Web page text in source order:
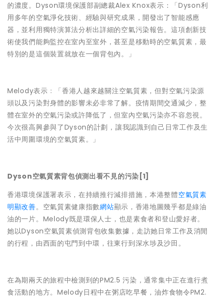
的濃度。Dyson環境保護部副總裁Alex Knox表示：「Dyson利
用多年的空氣淨化技術、經驗與研究成果，開發出了智能感應
器，並利用獨特演算法分析出詳細的空氣污染報告。這項創新技
術使我們能夠監控在室內至室外，甚至是移動時的空氣質素，最
特別的是這個裝置就放在一個背包內。」
Melody表示﹕「香港人越來越關注空氣質素，但對空氣污染源
頭以及污染對身體的影響未必非常了解。疫情期間交通減少，整
體在室外的空氣污染或許降低了，但室內空氣污染亦不容忽視。
今次很高興參與了Dyson的計劃，讓我認識到自己日常工作及生
活中周圍環境的空氣質素。」
Dyson空氣質素背包偵測出看不見的污染 [1]
香港環境保護署表示，在持續推行減排措施，本港整體空氣質素
明顯改善。空氣質素健康指數網站顯示，香港地圖幾乎都是綠油
油的一片。Melody既是環保人士，也是素食者和登山愛好者。
她以Dyson空氣質素偵測背包收集數據，走訪她日常工作及消閒
的行程，由西面的屯門到中環，往東行到深水埗及沙田。
在為期兩天的旅程中檢測到的PM2.5 污染，通常集中正在進行煮
食活動的地方。Melody日程中在粥店吃早餐，油炸食物令PM2.